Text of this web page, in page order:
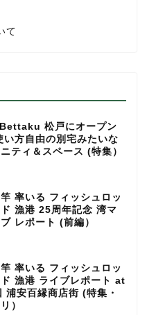
て
松戸にオープン
い方自由の別宅みたいな
ティ＆スペース (特集）
率いる フィッシュロッ
漁港 25周年記念 湾マ
レポート (前編）
率いる フィッシュロッ
漁港 ライブレポート at
浦安百縁商店街 (特集・
）